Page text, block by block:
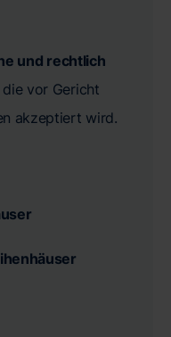
und rechtlich
die vor Gericht
akzeptiert wird.